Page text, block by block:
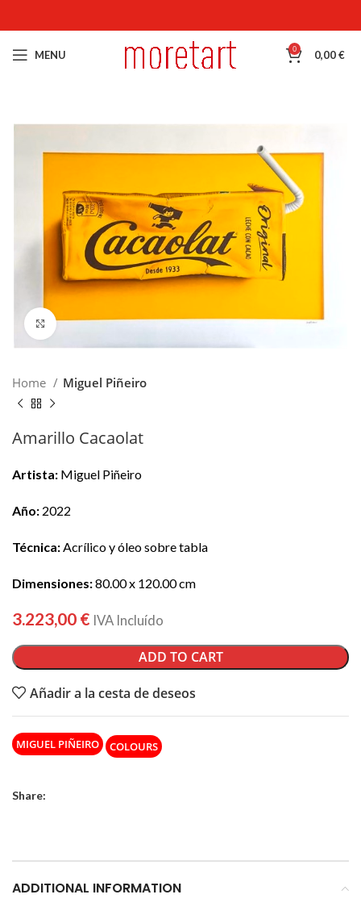
MENU 0 0,00€
Click para hacer zoom
Home Miguel Piñeiro
Amarillo Cacaolat
Artista: Miguel Piñeiro
Año: 2022
Técnica:Acrílico y óleo sobre tabla
Dimensiones:80.00 x 120.00 cm
3.223,00 € IVA Incluído
ADD TO CART
Añadir a la cesta de deseos
MIGUEL PIÑEIRO COLOURS
Share:
ADDITIONAL INFORMATION